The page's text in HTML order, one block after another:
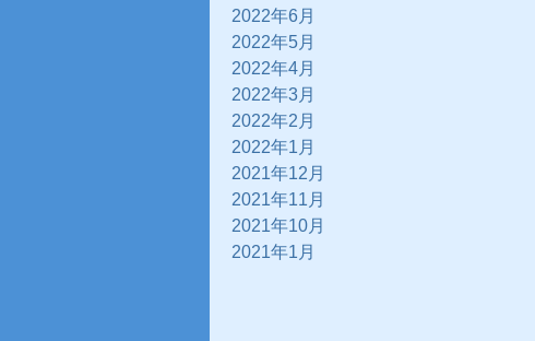
2022年6月
2022年5月
2022年4月
2022年3月
2022年2月
2022年1月
2021年12月
2021年11月
2021年10月
2021年1月